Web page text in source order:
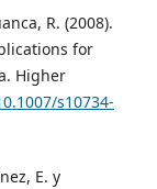
R. (2008).
for
Higher
s10734-
E. y